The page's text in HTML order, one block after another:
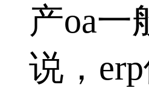
产oa一
说，